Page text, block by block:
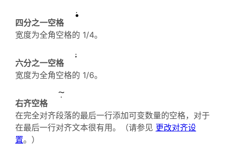
四分之一空格
宽度为全角空格的 1/4。
六分之一空格
宽度为全角空格的 1/6。
右齐空格
在完全对齐段落的最后一行添加可变数量的空格，对于
在最后一行对齐文本很有用。（请参见 更改对齐设
置。）